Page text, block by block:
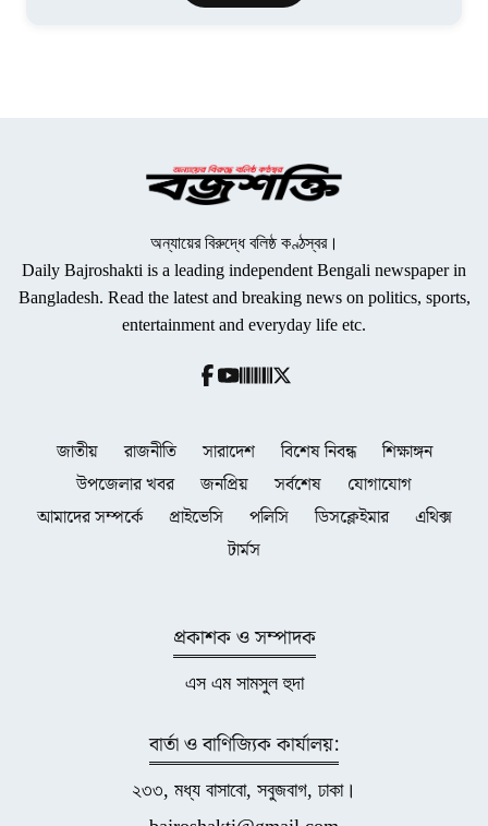
অন্যায়ের বিরুদ্ধে বলিষ্ঠ কণ্ঠস্বর।
Daily Bajroshakti is a leading independent Bengali newspaper in
Bangladesh. Read the latest and breaking news on politics, sports,
entertainment and everyday life etc.
জাতীয় রাজনীতি সারাদেশ বিশেষ নিবন্ধ
শিক্ষাঙ্গন
উপজেলার খবর
জনপ্রিয় সর্বশেষ
যোগাযোগ
আমাদের সম্পর্কে
প্রাইভেসি পলিসি ডিসক্লেইমার
এথিক্স
টার্মস
প্রকাশক ও সম্পাদক
এস এম সামসুল হুদা
বার্তা ও বাণিজ্যিক কার্যালয়:
২৩৩, মধ্য বাসাবো, সবুজবাগ, ঢাকা।